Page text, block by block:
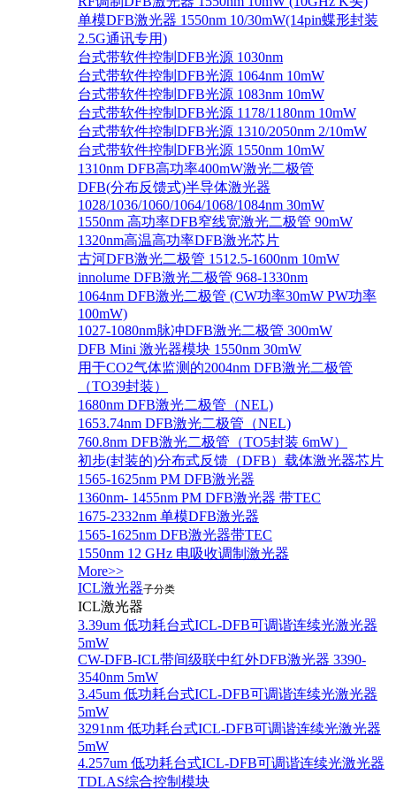
单模DFB激光器 1550nm 10/30mW(14pin蝶形封装
2.5G通讯专用)
台式带软件控制DFB光源 1030nm
台式带软件控制DFB光源 1064nm 10mW
台式带软件控制DFB光源 1083nm 10mW
台式带软件控制DFB光源 1178/1180nm 10mW
台式带软件控制DFB光源 1310/2050nm 2/10mW
台式带软件控制DFB光源 1550nm 10mW
1310nm DFB高功率400mW激光二极管
DFB(分布反馈式)半导体激光器
1028/1036/1060/1064/1068/1084nm 30mW
1550nm 高功率DFB窄线宽激光二极管 90mW
1320nm高温高功率DFB激光芯片
古河DFB激光二极管 1512.5-1600nm 10mW
innolume DFB激光二极管 968-1330nm
1064nm DFB激光二极管 (CW功率30mW PW功率
100mW)
1027-1080nm脉冲DFB激光二极管 300mW
DFB Mini 激光器模块 1550nm 30mW
用于CO2气体监测的2004nm DFB激光二极管
（TO39封装）
1680nm DFB激光二极管（NEL)
1653.74nm DFB激光二极管（NEL)
760.8nm DFB激光二极管（TO5封装 6mW）
初步(封装的)分布式反馈（DFB）载体激光器芯片
1565-1625nm PM DFB激光器
1360nm- 1455nm PM DFB激光器 带TEC
1675-2332nm 单模DFB激光器
1565-1625nm DFB激光器带TEC
1550nm 12 GHz 电吸收调制激光器
More>>
ICL激光器子分类
ICL激光器
3.39um 低功耗台式ICL-DFB可调谐连续光激光器
5mW
CW-DFB-ICL带间级联中红外DFB激光器 3390-
3540nm 5mW
3.45um 低功耗台式ICL-DFB可调谐连续光激光器
5mW
3291nm 低功耗台式ICL-DFB可调谐连续光激光器
5mW
4.257um 低功耗台式ICL-DFB可调谐连续光激光器
TDLAS综合控制模块